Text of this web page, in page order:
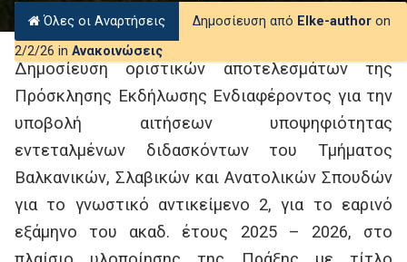
Όλες οι Αναρτήσεις Δημοσίευση από Elke-author on
2/2/26 in Ανακοινώσεις
Δημοσίευση οριστικών αποτελεσμάτων της
Πρόσκλησης Εκδήλωσης Ενδιαφέροντος για την
υποβολή αιτήσεων υποψηφιότητας
εντεταλμένων διδασκόντων του Τμήματος
Βαλκανικών, Σλαβικών και Ανατολικών Σπουδών
για το γνωστικό αντικείμενο 2, για το εαρινό
εξάμηνο του ακαδ. έτους 2025 – 2026, στο